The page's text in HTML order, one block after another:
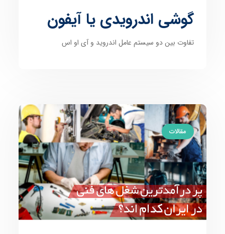
گوشی اندرویدی یا آیفون
تفاوت بین دو سیستم عامل اندروید و آی او اس
مقالات